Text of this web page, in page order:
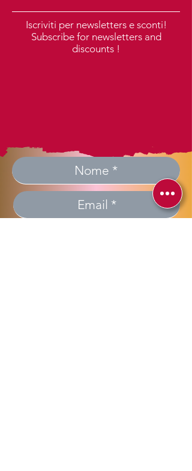
Iscriviti per newsletters e sconti!
Subscribe for newsletters and
discounts !